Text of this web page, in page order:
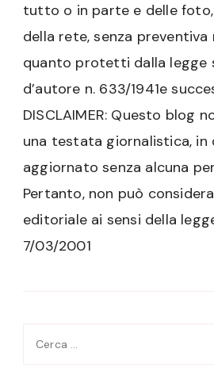
tutto o in parte e delle
della rete, senza preventiva
quanto protetti dalla legge
d’autore n. 633/1941e
DISCLAIMER: Questo blog
una testata giornalistica, in
aggiornato senza alcuna
Pertanto, non può
editoriale ai sensi della
7/03/2001
Ricerca